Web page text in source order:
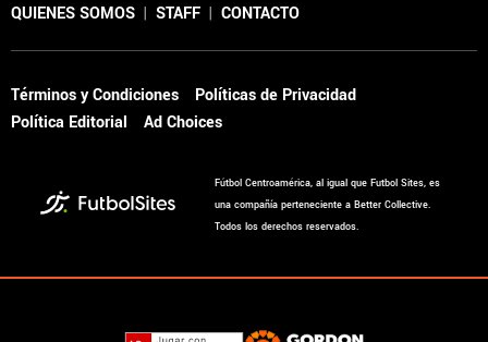
QUIENES SOMOS | STAFF | CONTACTO
Términos y Condiciones
Políticas de Privacidad
Política Editorial
Ad Choices
Fútbol Centroamérica, al igual que Futbol Sites, es
una compañía perteneciente a Better Collective.
Todos los derechos reservados.